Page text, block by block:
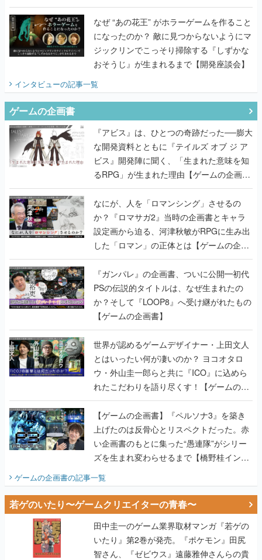
てみた
なぜ “あの花王” がホラーゲームを作ること
になったのか？ 敵に見つからないようにマ
ジックリンでこっそり掃除する『しずかな
おそうじ』が生まれるまで【開発座談会】
インタビューの記事一覧
ゲームの企画書
『アビス』は、ひとつの奇跡だった──膨大
な開発資料とともに『テイルズ オブ ジ ア
ビス』開発陣に聞く、「生まれた意味を知
るRPG」が生まれた理由【ゲームの企画
書】
なにが、人を「ロマンシング」させるの
か？『ロマサガ2』当時の企画書とキャラ
設定画から迫る、河津秋敏がRPGに生み出
した「ロマン」の正体とは【ゲームの企画
書】
『ガンパレ』の企画書、ついに公開━初代
PSの伝説的タイトルは、なぜ生まれたの
か？そして『LOOP8』へ受け継がれたもの
【ゲームの企画書】
世界が認めるゲームデザイナー・上田文人
とはいったい何が凄いのか？ ヨコオタロ
ウ・外山圭一郎らと共に『ICO』に込めら
れたこだわりを語り尽くす！【ゲームの企
画書】
【ゲームの企画書】『ペルソナ3』を築き
上げたのは反骨心とリスペクトだった。赤
い企画書のもとに集った“愚連隊”がシリー
ズを生まれ変わらせるまで【橋野桂インタ
ゲームの企画書の記事一覧
若ゲのいたり〜ゲームクリエイターの青春〜
田中圭一のゲーム業界取材マンガ『若ゲの
いたり』第2巻が発売。『ポケモン』田尻
智さん、『ゼビウス』遠藤雅伸さんらの貴